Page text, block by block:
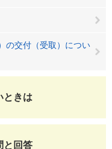
の交付（受取）につい
ときは
と回答